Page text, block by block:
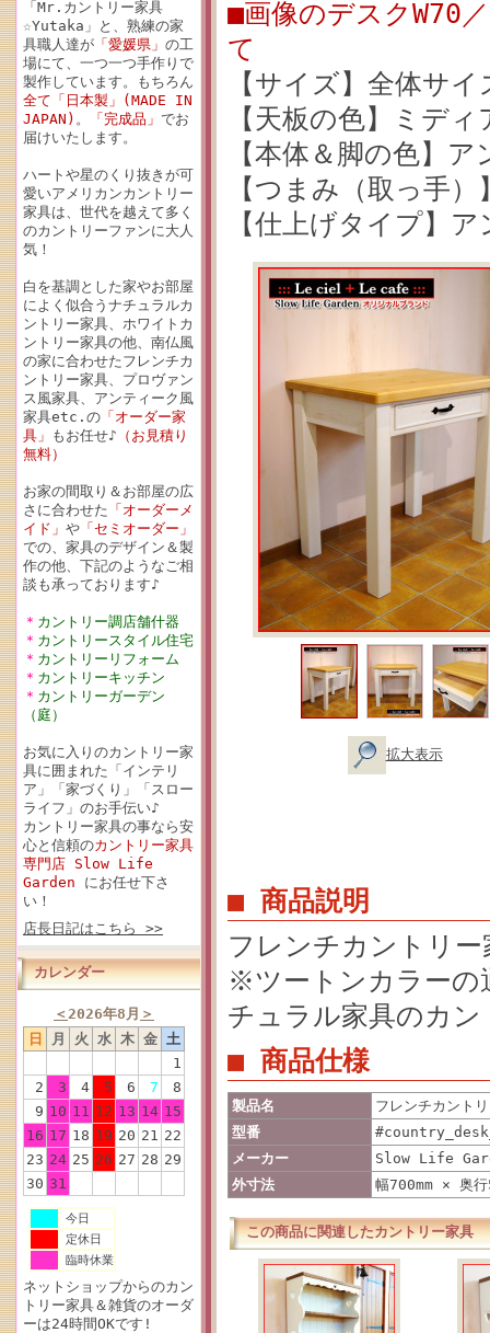
「Mr.カントリー家具
☆Yutaka」と、熟練の家
具職人達が 「愛媛県」 の工
場にて、一つ一つ手作りで
製作しています。もちろん
全て「日本製」(MADE IN
JAPAN) 。 「完成品」 でお
届けいたします。
ハートや星のくり抜きが可
愛いアメリカンカントリー
家具は、世代を越えて多く
のカントリーファンに大人
気！
白を基調とした家やお部屋
によく似合うナチュラルカ
ントリー家具、ホワイトカ
ントリー家具の他、南仏風
の家に合わせたフレンチカ
ントリー家具、プロヴァン
ス風家具、アンティーク風
家具etc.の 「オーダー家
具」 もお任せ♪ （お見積り
無料）
お家の間取り＆お部屋の広
さに合わせた 「オーダーメ
イド」 や 「セミオーダー」
での、家具のデザイン＆製
作の他、下記のようなご相
談も承っております♪
＊ カントリー調店舗什器
＊ カントリースタイル住宅
＊ カントリーリフォーム
＊ カントリーキッチン
＊ カントリーガーデン
（庭）
お気に入りのカントリー家
具に囲まれた「インテリ
ア」「家づくり」「スロー
ライフ」のお手伝い♪
カントリー家具の事なら安
心と信頼のカントリー家具
専門店 Slow Life
Garden にお任せ下さ
い！
店長日記はこちら >>
カレンダー
＜2026年8月 ＞
日
月 火 水 木 金 土
1
2
3 4 5 6 7
8
9 10 11 12 13 14 15
16 17 18 19 20 21 22
23 24 25 26 27 28 29
30 31
今日
定休日
臨時休業
ネットショップからのカン
トリー家具＆雑貨のオーダ
ーは24時間OKです!
■画像のデスクW70
て
【サイズ】全体サ
【天板の色】ミデ
【本体＆脚の色】
【つまみ（取っ手
【仕上げタイプ】
拡大表示
■ 商品説明
フレンチカントリ
※ツートンカラーの
チュラル家具のカ
■ 商品仕様
製品名
フレンチカント
型番
メーカー
Slow Life
外寸法
幅700mm × 奥
この商品に関連したカントリー家具